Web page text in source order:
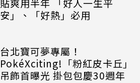
貼爽用半年 「好人一生平
安」、「好熱」必用
台北寶可夢專屬！
PokéXciting!「粉紅皮卡丘」
吊飾首曝光 掛包包慶30週年